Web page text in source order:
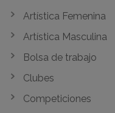
Artística Femenina
Artística Masculina
Bolsa de trabajo
Clubes
Competiciones